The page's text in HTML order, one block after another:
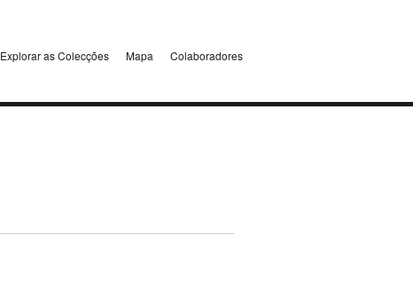
Explorar as Colecções Mapa Colaboradores